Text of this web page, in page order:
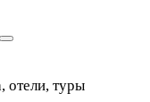
отели, туры